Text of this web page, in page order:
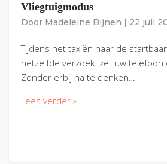
Vliegtuigmodus
Door Madeleine Bijnen 22 juli
Tijdens het taxiën naar de
hetzelfde verzoek: zet uw telefoon
Zonder erbij na te denken…
Lees verder »